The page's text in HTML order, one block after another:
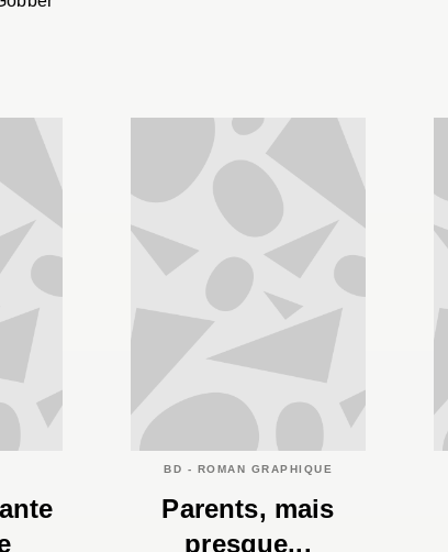
BD - ROMAN GRAPHIQUE
Parents, mais
presque...